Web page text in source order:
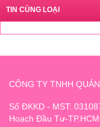
TIN CÙNG LOẠI
CÔNG TY TNHH
Số ĐKKD - MST:
Hoạch Đầu Tư-